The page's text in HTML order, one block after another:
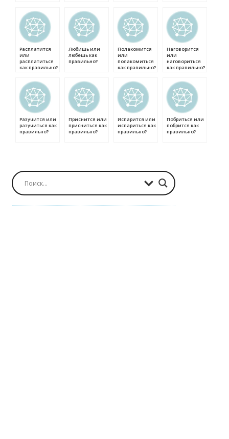
Расплатится
или
расплатиться
как правильно?
Любишь или
любешь как
правильно?
Полакомится
или
полакомиться
как правильно?
Наговорится
или
наговориться
как правильно?
Разучится или
разучиться как
правильно?
Приснится или
присниться как
правильно?
Испарится или
испариться как
правильно?
Побриться или
побрится как
правильно?